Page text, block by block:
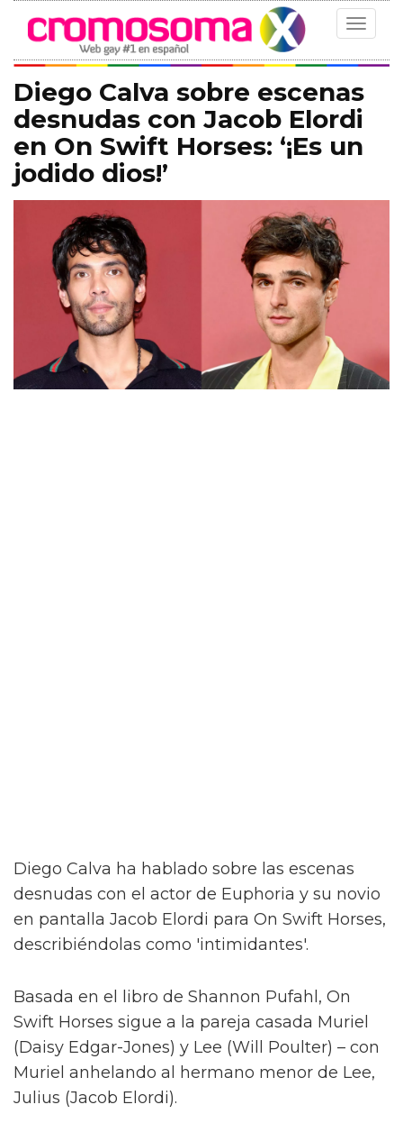
Toggle
Diego Calva sobre escenas
desnudas con Jacob Elordi
en On Swift Horses: ‘¡Es un
jodido dios!’
Diego Calva ha hablado sobre las escenas
desnudas con el actor de Euphoria y su novio
en pantalla Jacob Elordi para On Swift Horses,
describiéndolas como 'intimidantes'.
Basada en el libro de Shannon Pufahl, On
Swift Horses sigue a la pareja casada Muriel
(Daisy Edgar-Jones) y Lee (Will Poulter) – con
Muriel anhelando al hermano menor de Lee,
Julius (Jacob Elordi).